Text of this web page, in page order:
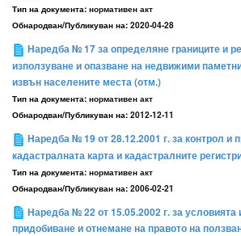
Тип на документа: нормативен акт
Обнародван/Публикуван на: 2020-04-28
Наредба № 17 за определяне границите и
използуване и опазване на недвижими
извън населените места (отм.)
Тип на документа: нормативен акт
Обнародван/Публикуван на: 2012-12-11
Наредба № 19 от 28.12.2001 г. за контрол и
кадастралната карта и кадастралните
Тип на документа: нормативен акт
Обнародван/Публикуван на: 2006-02-21
Наредба № 22 от 15.05.2002 г. за условията
придобиване и отнемане на правото на